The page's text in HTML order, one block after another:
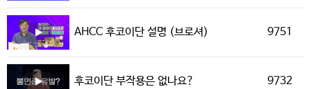
AHCC 후코이단 설명 (브로셔) 9751
후코이단 부작용은 없나요? 9732